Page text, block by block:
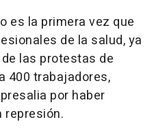
es la primera vez que
de la salud, ya
las protestas de
400 trabajadores,
por haber
represión.